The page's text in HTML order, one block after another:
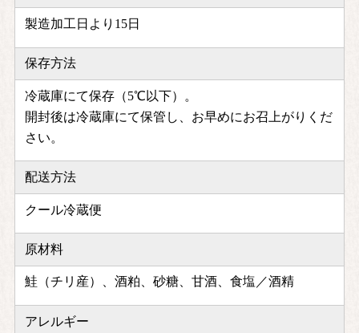
製造加工日より15日
保存方法
冷蔵庫にて保存（5℃以下）。
開封後は冷蔵庫にて保管し、お早めにお召上がりくだ
さい。
配送方法
クール冷蔵便
原材料
鮭（チリ産）、酒粕、砂糖、甘酒、食塩／酒精
アレルギー